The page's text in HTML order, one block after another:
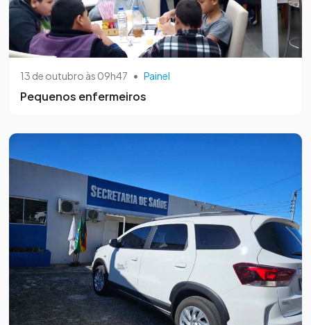
13 de outubro às 09h47 • Painel
Pequenos enfermeiros